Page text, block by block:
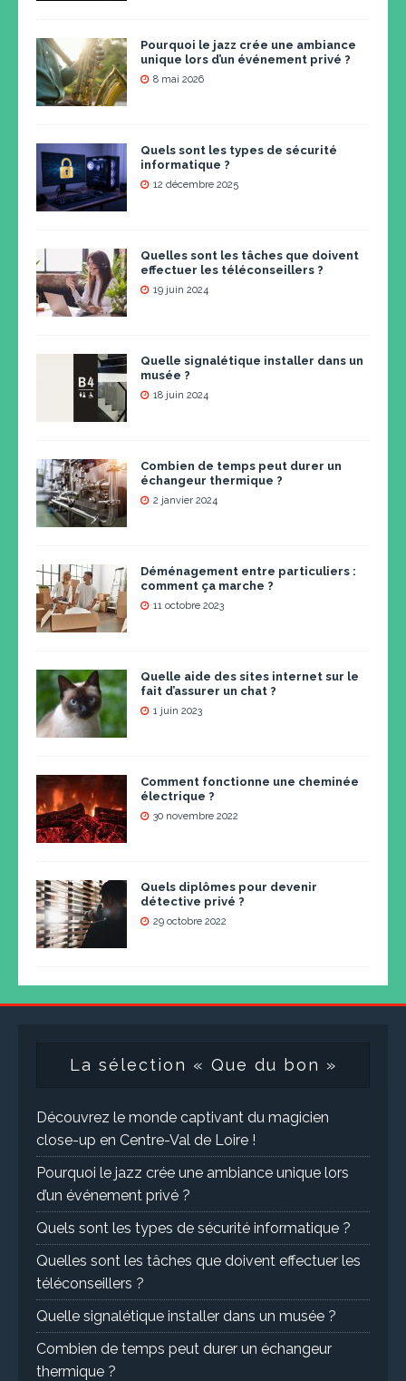
Pourquoi le jazz crée une ambiance
unique lors d’un événement privé ?
8 mai 2026
Quels sont les types de sécurité
informatique ?
12 décembre 2025
Quelles sont les tâches que doivent
effectuer les téléconseillers ?
19 juin 2024
Quelle signalétique installer dans un
musée ?
18 juin 2024
Combien de temps peut durer un
échangeur thermique ?
2 janvier 2024
Déménagement entre particuliers :
comment ça marche ?
11 octobre 2023
Quelle aide des sites internet sur le
fait d’assurer un chat ?
1 juin 2023
Comment fonctionne une cheminée
électrique ?
30 novembre 2022
Quels diplômes pour devenir
détective privé ?
29 octobre 2022
La sélection « Que du bon »
Découvrez le monde captivant du magicien
close-up en Centre-Val de Loire !
Pourquoi le jazz crée une ambiance unique lors
d’un événement privé ?
Quels sont les types de sécurité informatique ?
Quelles sont les tâches que doivent effectuer les
téléconseillers ?
Quelle signalétique installer dans un musée ?
Combien de temps peut durer un échangeur
thermique ?